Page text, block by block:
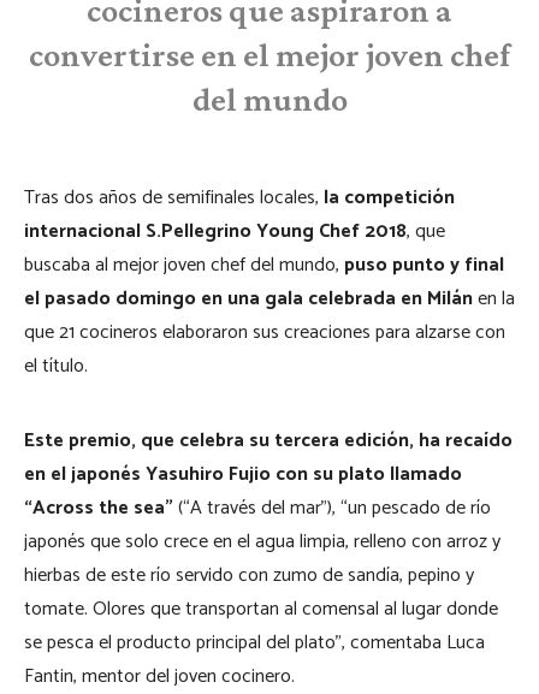
cocineros que aspiraron a
convertirse en el mejor joven chef
del mundo
Tras dos años de semifinales locales, la competición
internacional S.Pellegrino Young Chef 2018, que
buscaba al mejor joven chef del mundo, puso punto y final
el pasado domingo en una gala celebrada en Milánen la
que 21 cocineros elaboraron sus creaciones para alzarse con
el título.
Este premio, que celebra su tercera edición, ha recaído
en el japonés Yasuhiro Fujio con su plato llamado
“Across the sea”(“A través del mar”), “un pescado de río
japonés que solo crece en el agua limpia, relleno con arroz y
hierbas de este río servido con zumo de sandía, pepino y
tomate. Olores que transportan al comensal al lugar donde
se pesca el producto principal del plato”, comentaba Luca
Fantin, mentor del joven cocinero.